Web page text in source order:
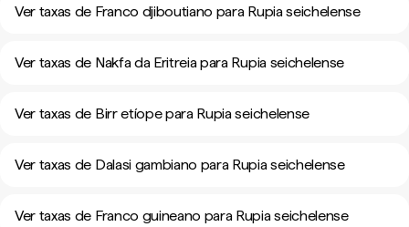
Ver taxas de Franco djiboutiano para Rupia seichelense
Ver taxas de Nakfa da Eritreia para Rupia seichelense
Ver taxas de Birr etíope para Rupia seichelense
Ver taxas de Dalasi gambiano para Rupia seichelense
Ver taxas de Franco guineano para Rupia seichelense